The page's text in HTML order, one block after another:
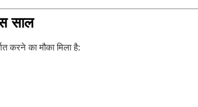
साल
करने का मौका मिला है: